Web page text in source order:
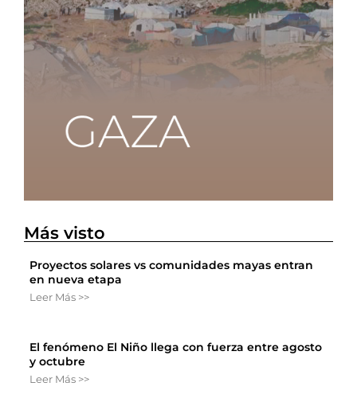
Más visto
Proyectos solares vs comunidades mayas entran
en nueva etapa
Leer Más >>
El fenómeno El Niño llega con fuerza entre agosto
y octubre
Leer Más >>